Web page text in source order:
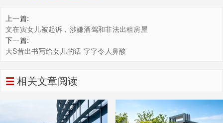
上一篇:
文在寅女儿被起诉，涉嫌酒驾和非法出租房屋
下一篇:
大S昔出书写给女儿的话 字字令人鼻酸
相关文章阅读